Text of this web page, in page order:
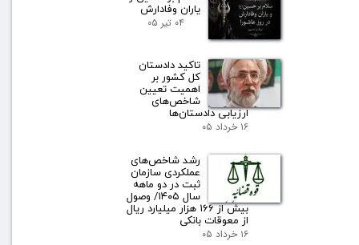
یاران وفادارش
۰۴ تیر ۰۵
تاکید دادستان
کل کشور بر
اهمیت تعیین
شاخص‌های
ارزیابی دادستان‌ها
۱۶ خرداد ۰۵
رشد شاخص‌های
عملکردی سازمان
ثبت در دو ماهه
سال ۱۴۰۵/ وصول
بیش از ۱۶۶ هزار میلیارد ریال
از معوقات بانکی
۱۶ خرداد ۰۵